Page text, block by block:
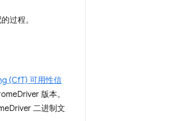
过程。
(CfT) 可用性信
版本。
二进制文